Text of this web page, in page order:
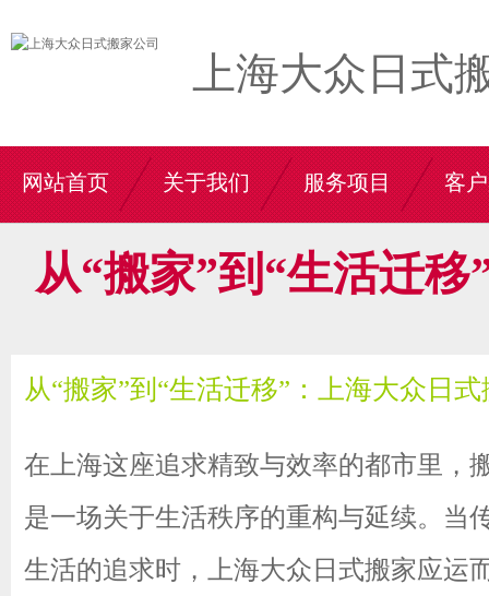
上海大众日式
网站首页 关于我们 服务项目 客
从“搬家”到“生活迁
从“搬家”到“生活迁移”：上海大众日
在上海这座追求精致与效率的都市里，
是一场关于生活秩序的重构与延续。当
生活的追求时，上海大众日式搬家应运